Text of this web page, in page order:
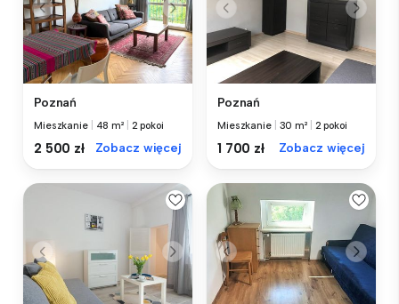
Poznań
Mieszkanie 48 m² 2 pokoi
2 500 zł Zobacz więcej
Poznań
Mieszkanie 30 m² 2 pokoi
1 700 zł Zobacz więcej